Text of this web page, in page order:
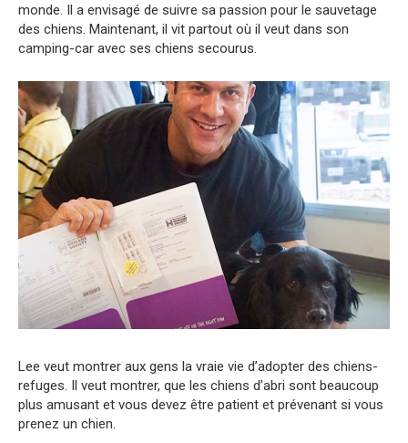
monde. Il a envisagé de suivre sa passion pour le sauvetage
des chiens. Maintenant, il vit partout où il veut dans son
camping-car avec ses chiens secourus.
Lee veut montrer aux gens la vraie vie d’adopter des chiens-
refuges. Il veut montrer, que les chiens d’abri sont beaucoup
plus amusant et vous devez être patient et prévenant si vous
prenez un chien.